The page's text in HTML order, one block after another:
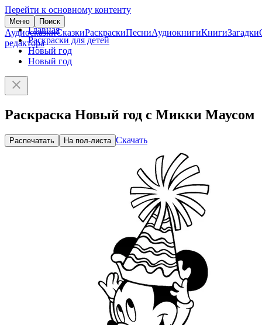
Перейти к основному контенту
Меню Поиск
АудиосказкиСказкиРаскраскиПесниАудиокнигиКнигиЗагадки
редактора
Главная
Раскраски для детей
Новый год
Новый год
Раскраска Новый год с Микки Маусом
Распечатать На пол-листа Скачать